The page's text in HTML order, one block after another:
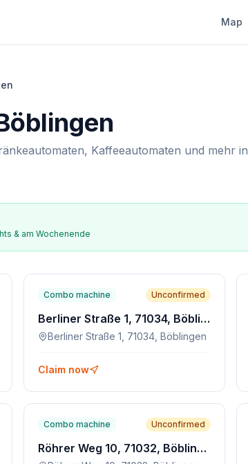
Map
Kaffeeautomaten und mehr in
& am Wochenende
Combo machine Unconfirmed
Berliner Straße 1, 71034, Böblingen
Berliner Straße 1, 71034, Böblingen
Claim now
Combo machine Unconfirmed
Röhrer Weg 10, 71032, Böblingen